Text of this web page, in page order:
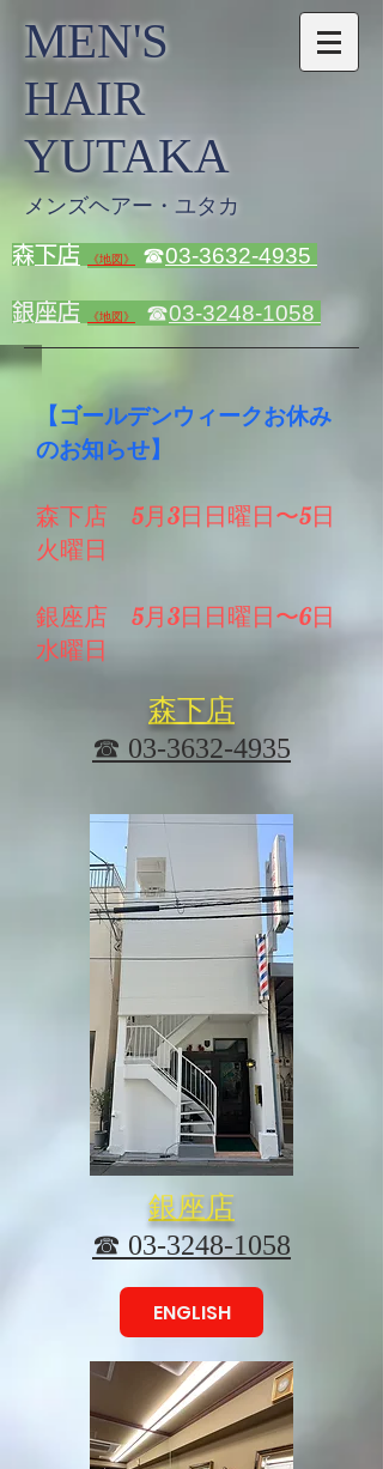
MEN'S
HAIR
YUTAKA
メンズヘアー・ユタカ
​森下店 《地図》 ☎03-3632-4935
​銀座店 《地図》 ☎03-3248-1058
​【ゴールデンウィークお休み
のお知らせ】
森下店 5月3日日曜日〜5日
火曜日
​銀座店 5月3日日曜日〜6日
水曜日
森下店
☎ 03-3632-4935
銀座店
☎ 03-3248-1058
ENGLISH